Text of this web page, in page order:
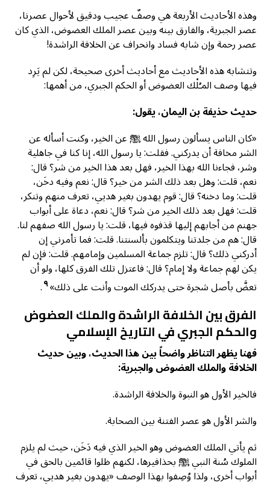
وهذه الأحاديث الأربعة هي وصفٌ عجيب ودقيق لأحوال عصرنا،
عصر الجبرية، والفارق بينه وبين عصر الملك العضوض، الذي كان
عصر رحمة وإن شابه فساد وانحراف عن الخلافة الراشدة!
وتتشابه هذه الأحاديث مع أحاديث أخرى صحيحة، لكن لم يَرِد
فيها وصف المـُلْك العضوض أو الحكم الجبري، من أهمها:
حديث حذيفة بن اليمان، يقول:
«كان الناس يسألون رسول الله ﷺ عن الخير، وكنت أسأله عن
الشر مخافة أن يدركني. فقلت: يا رسول الله، إنا كنا في جاهلية
وشر، فجاءنا الله بهذا الخير، فهل بعد هذا الخير من شر؟ قال:
نعم، قلت: وهل بعد ذلك الشر من خير؟ قال: نعم وفيه دخَن،
قلت: وما دخنه؟ قال: قوم يهدون بغير هديي، تعرف منهم وتنكر،
قلت: فهل بعد ذلك الخير من شر؟ قال: نعم، دعاة على أبواب
جهنم من أجابهم إليها قذفوه فيها، قلت: يا رسول الله صفهم لنا.
قال: هم من جلدتنا ويتكلمون بألسنتنا. قلت: فما تأمرني إن
أدركني ذلك؟ قال: تلزم جماعة المسلمين وإمامهم. قلت: فإن لم
يكن لهم جماعة ولا إمام؟ قال: فاعتزل تلك الفرق كلها، ولو أن
تعضَّ بأصل شجرة حتى يدركك الموت وأنت على ذلك»٩.
الفرق بين الخلافة الراشدة والملك العضوض
والحكم الجبري في التاريخ الإسلامي
فهنا يظهر التناظر واضحاً بين هذا الحديث، وبين حديث
الخلافة والملك العضوض والجبرية:
فالخير الأول هو النبوة والخلافة الراشدة.
والشر الأول هو عصر الفتنة بين الصحابة.
ثم يأتي الملك العضوض وهو الخير الذي فيه دَخَن، حيث لم يلزم
الملوك سُنة النبي ﷺ بحذافيرها، لكنهم ظلوا قائمين بالحق في
أبواب أخرى، ولذا وُصِفوا بهذا الوصف «يهدون بغير هديي، تعرف